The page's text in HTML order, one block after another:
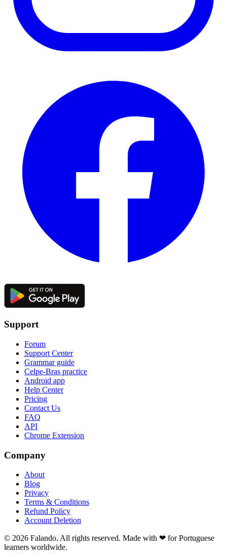
Support
Forum
Support Center
Grammar guide
Celpe-Bras practice
Android app
Help Center
Pricing
Contact Us
FAQ
API
Chrome Extension
Company
About
Blog
Privacy
Terms & Conditions
Refund Policy
Account Deletion
© 2026 Falando. All rights reserved. Made with ❤ for Portuguese
learners worldwide.